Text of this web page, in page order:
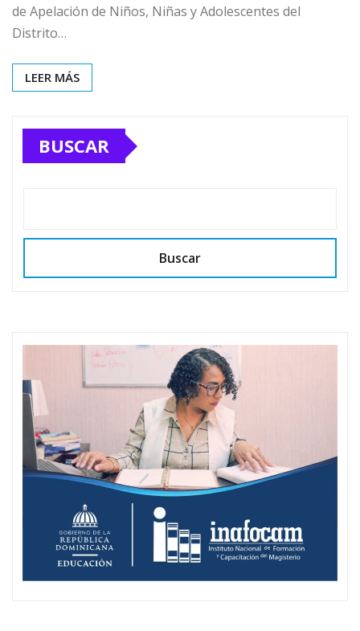
de Apelación de Niños, Niñas y Adolescentes del
Distrito…
LEER MÁS
BUSCAR
Buscar